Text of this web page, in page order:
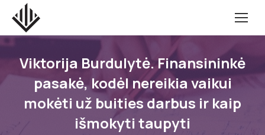
Viktorija Burdulytė. Finansininkė
pasakė, kodėl nereikia vaikui
mokėti už buities darbus ir kaip
išmokyti taupyti